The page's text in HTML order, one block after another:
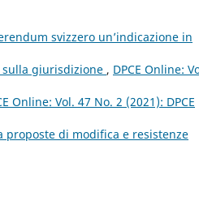
svizzero un’indicazione in
giurisdizione , DPCE Online:
Online: Vol. 47 No. 2 (2021): DPCE
di modifica e resistenze